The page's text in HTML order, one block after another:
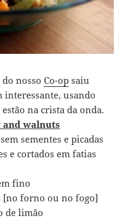
do nossoCo-op saiu
interessante, usando
na crista da onda.
walnuts
sementes e picadas
e cortados em fatias
fino
[no forno ou no fogo]
de limão